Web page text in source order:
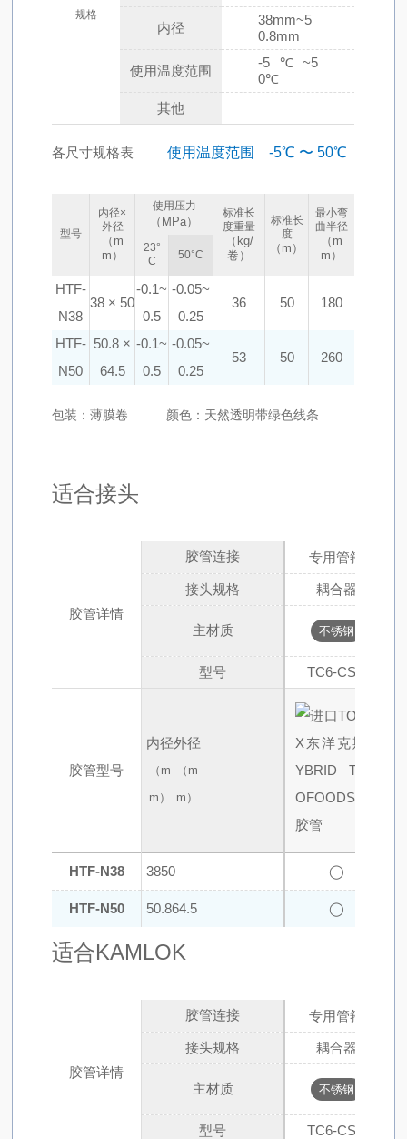
规格
内径
38mm~5
0.8mm
使用温度范围
-5℃~5
0℃
其他
各尺寸规格表 使用温度范围 -5℃ 〜 50℃
型号
内径×
外径
（m
m）
使用压力
（MPa）
标准长
度重量
（kg/
卷）
标准长
度
（m）
最小弯
曲半径
（m
m）
23°
C
50°C
HTF-
N38
38 × 50
-0.1~
0.5
-0.05~
0.25
36 50 180
HTF-
N50
50.8 ×
64.5
-0.1~
0.5
-0.05~
0.25
53 50 260
包装：薄膜卷 颜色：天然透明带绿色线条
适合接头
胶管详情
胶管连接 专用管箍
接头规格 耦合器
主材质 不锈钢
型号 TC6-CSN
胶管型号
内径
（m
m）
外径
（m
m）
HTF-N38 3850 ◯
HTF-N50 50.864.5 ◯
适合KAMLOK
胶管详情
胶管连接 专用管箍
接头规格 耦合器
主材质 不锈钢
型号 TC6-CSN